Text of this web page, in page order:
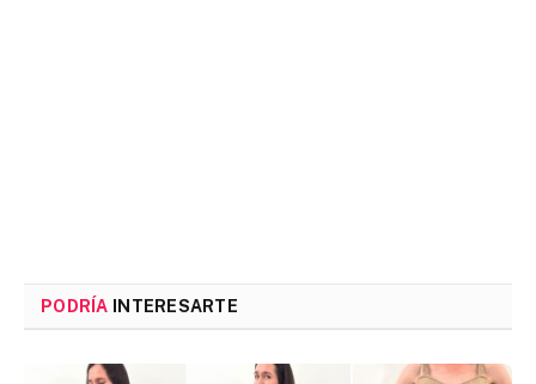
PODRÍA INTERESARTE